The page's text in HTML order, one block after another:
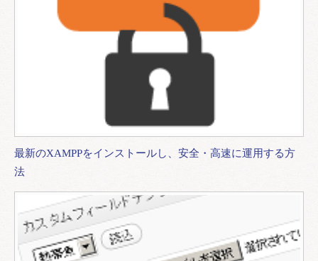
最新のXAMPPをインストールし、安全・高速に運用する方
法